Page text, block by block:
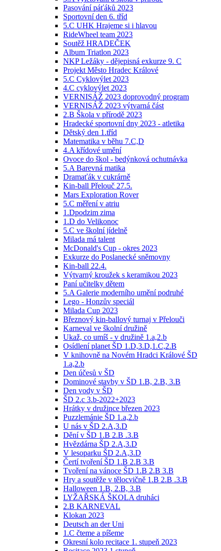
Pasování páťáků 2023
Sportovní den 6. tříd
5.C UHK Hrajeme si i hlavou
RideWheel team 2023
Soutěž HRADEČEK
Album Triatlon 2023
NKP Ležáky - dějepisná exkurze 9. C
Projekt Město Hradec Králové
5.C Cyklovýlet 2023
4.C cyklovýlet 2023
VERNISÁŽ 2023 doprovodný program
VERNISÁŽ 2023 výtvarná část
2.B Škola v přírodě 2023
Hradecké sportovní dny 2023 - atletika
Dětský den 1.tříd
Matematika v běhu 7.C,D
4.A křídové umění
Ovoce do škol - bedýnková ochutnávka
5.A Barevná matika
Dramaťák v cukrárně
Kin-ball Přelouč 27.5.
Mars Exploration Rover
5.C měření v atriu
1.Dpodzim zima
1.D do Velikonoc
5.C ve školní jídelně
Milada má talent
McDonald's Cup - okres 2023
Exkurze do Poslanecké sněmovny
Kin-ball 22.4.
Výtvarný kroužek s keramikou 2023
Paní učitelky dětem
5.A Galerie moderního umění podruhé
Lego - Honzův speciál
Milada Cup 2023
Březnový kin-ballový turnaj v Přelouči
Karneval ve školní družině
Ukaž, co umíš - v družině 1.a,2.b
Osídlení planet ŠD 1.D,3.D,1.C,2.B
V knihovně na Novém Hradci Králové ŠD
1.a,2.b
Den účesů v ŠD
Dominové stavby v ŠD 1.B, 2.B, 3.B
Den vody v ŠD
ŠD 2.c 3.b-2022+2023
Hrátky v družince březen 2023
Puzzlemánie ŠD 1.a,2.b
U nás v ŠD 2.A,3.D
Dění v ŠD 1.B 2.B .3.B
Hvězdárna ŠD 2.A,3.D
V lesoparku ŠD 2.A,3.D
Čertí tvoření ŠD 1.B 2.B 3.B
Tvoření na vánoce ŠD 1.B 2.B 3.B
Hry a soutěže v tělocvičně 1.B 2.B .3.B
Halloween 1.B, 2.B, 3.B
LYŽAŘSKÁ ŠKOLA druháci
2.B KARNEVAL
Klokan 2023
Deutsch an der Uni
1.C čteme a píšeme
Okresní kolo recitace 1. stupeň 2023